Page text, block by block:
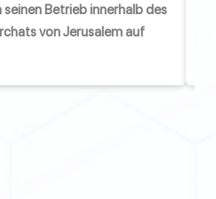
seinen Betrieb innerhalb des
von Jerusalem auf